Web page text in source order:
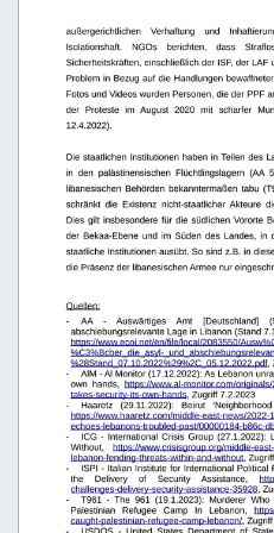
außergerichtlichen Verhaftung und
Isolationshaft.
NGOs berichten, dass
Sicherheitskräften, einschließlich der ISF, der
Problem in Bezug auf die Handlungen
Fotos und Videos wurden Personen, die der PPF
der   Proteste   im   August   2020   mit   scharfer
12.4.2022).
Die staatlichen Institutionen haben in Teilen des
in   den   palästinensischen   Flüchtlingslagern   (AA
libanesischen Behörden bekanntermaßen tabu
schränkt   die   Existenz   nicht-staatlicher  Akteure
Dies gilt insbesondere für die südlichen Vororte
der Bekaa-Ebene und im Süden des Landes,
staatliche Institutionen ausübt. So sind z.B. in
die Präsenz der libanesischen Armee nur
Quellen:
-
AA - Auswärtiges Amt [Deutschland]
abschiebungsrelevante Lage in Libanon (Stand
https://www.ecoi.net/en/file/local/2083550/
%C3%Bcber_die_asyl-
%28Stand_07.10.2022%29%2C_05.12.2022.pdf,
-
AlM - Al Monitor (17.12.2022): As Lebanon
own   hands, https://www.al-monitor.com/
takes-security-its-own-hands, Zugriff 7.2.2023
-
Haaretz   (29.11.2022):
Beirut
https://www.haaretz.com/middle-east-news/
echoes-lebanons-troubled-past/00000184-b86c-
-
ICG - International Crisis Group (27.1.2022):
Without,
https://www.crisisgroup.org/middle-
lebanon-fending-threats-within-and-without,
-
ISPI - Italian Institute for International
the
Delivery of Security Assistance,
challenges-delivery-security-assistance-35928,
-
T961 - The 961 (19.1.2023): Murderer Who
Palestinian   Refugee   Camp   In   Lebanon,
caught-palestinian-refugee-camp-lebanon/,